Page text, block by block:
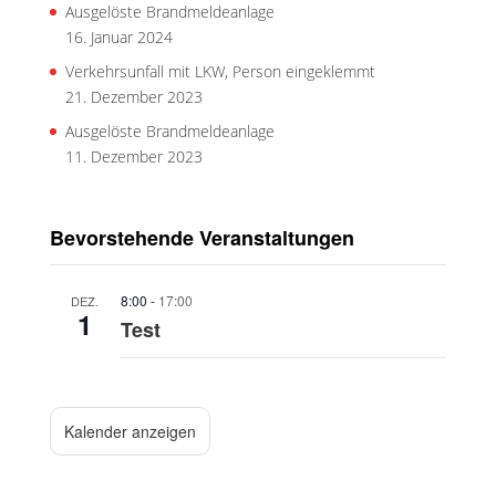
Ausgelöste Brandmeldeanlage
16. Januar 2024
Verkehrsunfall mit LKW, Person eingeklemmt
21. Dezember 2023
Ausgelöste Brandmeldeanlage
11. Dezember 2023
Bevorstehende Veranstaltungen
DEZ.
1
8:00 - 17:00
Test
Kalender anzeigen